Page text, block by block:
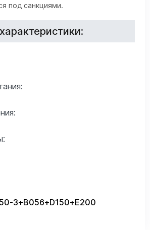
под санкциями.
3+B056+D150+E200